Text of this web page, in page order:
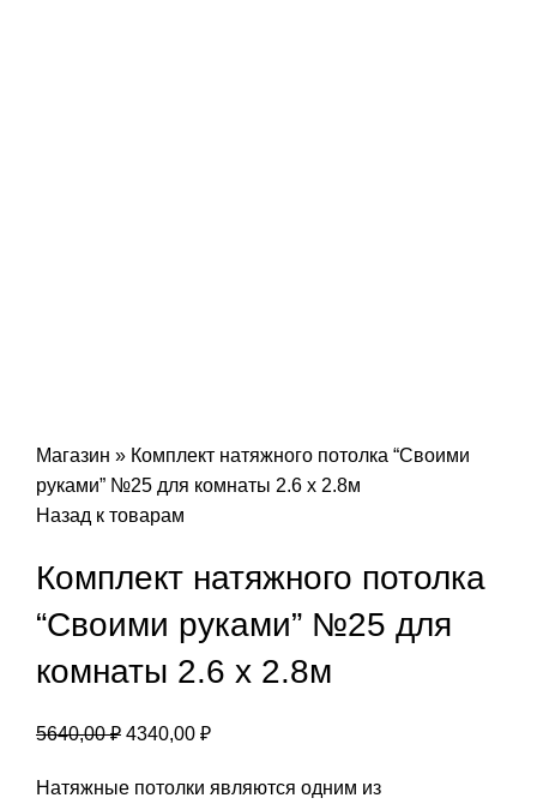
Магазин » Комплект натяжного потолка “Своими
руками” №25 для комнаты 2.6 х 2.8м
Назад к товарам
Комплект натяжного потолка
“Своими руками” №25 для
комнаты 2.6 х 2.8м
5640,00₽ Первоначальная
составляла
4340,00 ₽Текущая
4340,00 ₽.
Натяжные потолки являются одним из